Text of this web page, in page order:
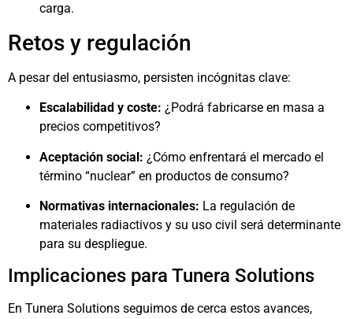
carga.
Retos y regulación
A pesar del entusiasmo, persisten incógnitas clave:
Escalabilidad y coste: ¿Podrá fabricarse en masa a
precios competitivos?
Aceptación social: ¿Cómo enfrentará el mercado el
término “nuclear” en productos de consumo?
Normativas internacionales: La regulación de
materiales radiactivos y su uso civil será determinante
para su despliegue.
Implicaciones para Tunera Solutions
En Tunera Solutions seguimos de cerca estos avances,